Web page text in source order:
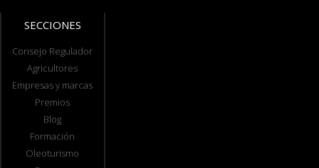
SECCIONES
Consejo Regulador
Agricultores
Empresas y marcas
Premios
Blog
Formación
Oleoturismo